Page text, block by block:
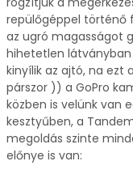
repülőgéppel történő
az ugró magasságot
hihetetlen látványban
kinyílik az ajtó, na ezt
párszor )) a GoPro
közben is velünk van
kesztyűben, a
megoldás szinte
előnye is van: